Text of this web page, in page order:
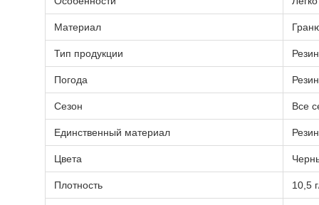
Материал
Тип продукции
Погода
Сезон Все
Единственный материал
Цвета
Плотность 10,5